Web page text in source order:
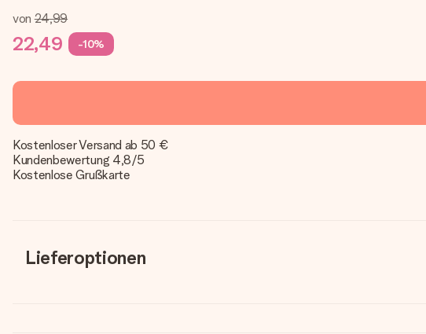
von 24,99
22,49 -10%
Kostenloser Versand ab 50 €
Kundenbewertung 4,8/5
Kostenlose Grußkarte
Lieferoptionen